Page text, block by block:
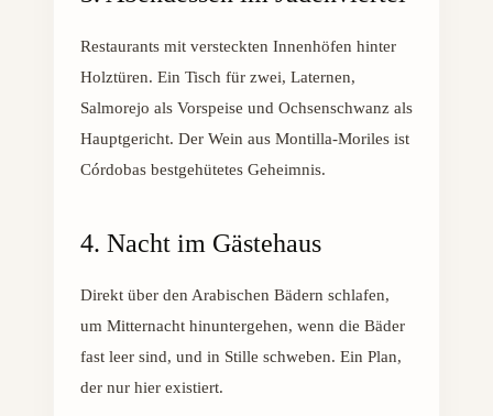
Restaurants mit versteckten Innenhöfen hinter
Holztüren. Ein Tisch für zwei, Laternen,
Salmorejo als Vorspeise und Ochsenschwanz als
Hauptgericht. Der Wein aus Montilla-Moriles ist
Córdobas bestgehütetes Geheimnis.
4. Nacht im Gästehaus
Direkt über den Arabischen Bädern schlafen,
um Mitternacht hinuntergehen, wenn die Bäder
fast leer sind, und in Stille schweben. Ein Plan,
der nur hier existiert.